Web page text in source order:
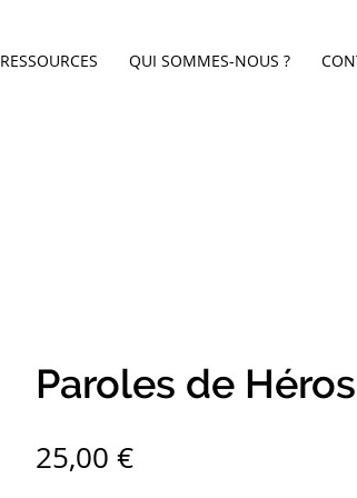
RESSOURCES QUI SOMMES-NOUS ?
Paroles de Héros
25,00 €Prix